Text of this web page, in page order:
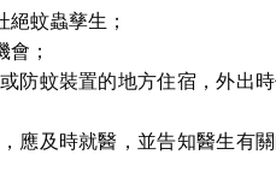
蚊蟲孳生；
；
防蚊裝置的地方住宿，外出
應及時就醫，並告知醫生有